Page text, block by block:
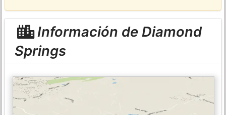
Información de Diamond
Springs